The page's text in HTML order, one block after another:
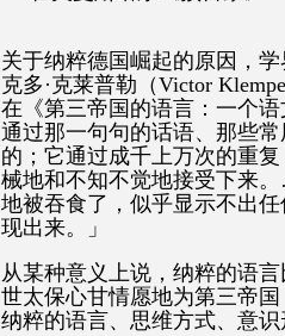
关于纳粹德国崛起的原因，
克多·克莱普勒（Victor
在《第三帝国的语言：一个
通过那一句句的话语、那些
的；它通过成千上万次的重
械地和不知不觉地接受下来
地被吞食了，似乎显示不出
现出来。」
从某种意义上说，纳粹的语
世太保心甘情愿地为第三帝
纳粹的语言、思维方式、意识